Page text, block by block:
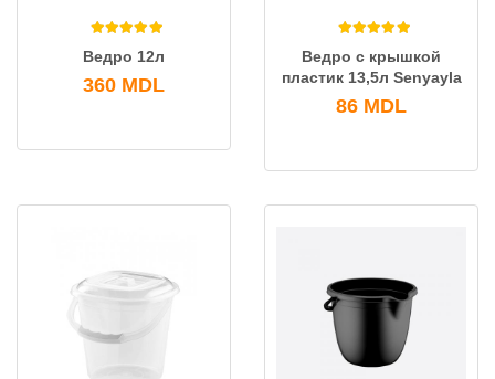
Ведро 12л
360 MDL
Ведро с крышкой
пластик 13,5л Senyayla
86 MDL